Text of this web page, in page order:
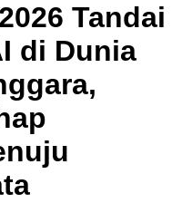
Tandai
di Dunia